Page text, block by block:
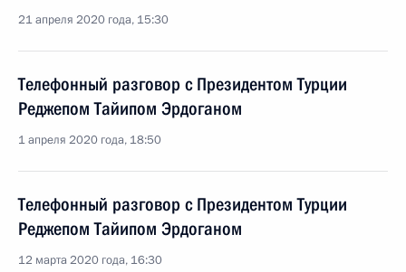
21 апреля 2020 года, 15:30
Телефонный разговор с Президентом Турции
Реджепом Тайипом Эрдоганом
1 апреля 2020 года, 18:50
Телефонный разговор с Президентом Турции
Реджепом Тайипом Эрдоганом
12 марта 2020 года, 16:30